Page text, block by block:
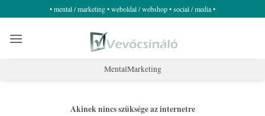
to
content
• mental / marketing • weboldal / webshop • social / media •
MentalMarketing
Akinek nincs szüksége az internetre